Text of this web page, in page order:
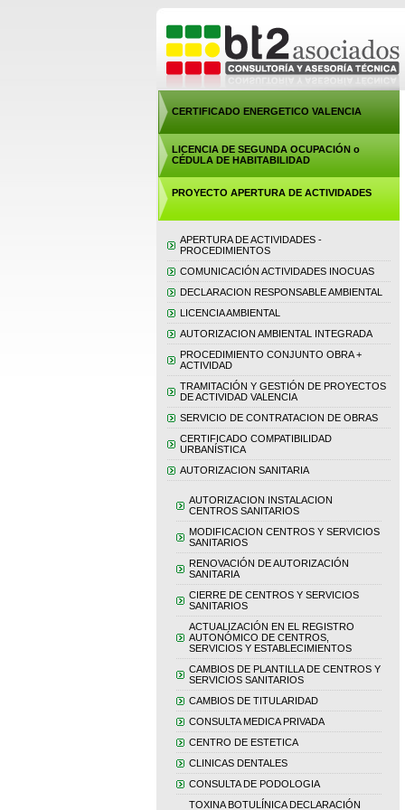
CERTIFICADO ENERGETICO VALENCIA
LICENCIA DE SEGUNDA OCUPACIÓN o
CÉDULA DE HABITABILIDAD
PROYECTO APERTURA DE ACTIVIDADES
APERTURA DE ACTIVIDADES -
PROCEDIMIENTOS
COMUNICACIÓN ACTIVIDADES INOCUAS
DECLARACION RESPONSABLE AMBIENTAL
LICENCIA AMBIENTAL
AUTORIZACION AMBIENTAL INTEGRADA
PROCEDIMIENTO CONJUNTO OBRA +
ACTIVIDAD
TRAMITACIÓN Y GESTIÓN DE PROYECTOS
DE ACTIVIDAD VALENCIA
SERVICIO DE CONTRATACION DE OBRAS
CERTIFICADO COMPATIBILIDAD
URBANÍSTICA
AUTORIZACION SANITARIA
AUTORIZACION INSTALACION
CENTROS SANITARIOS
MODIFICACION CENTROS Y SERVICIOS
SANITARIOS
RENOVACIÓN DE AUTORIZACIÓN
SANITARIA
CIERRE DE CENTROS Y SERVICIOS
SANITARIOS
ACTUALIZACIÓN EN EL REGISTRO
AUTONÓMICO DE CENTROS,
SERVICIOS Y ESTABLECIMIENTOS
CAMBIOS DE PLANTILLA DE CENTROS Y
SERVICIOS SANITARIOS
CAMBIOS DE TITULARIDAD
CONSULTA MEDICA PRIVADA
CENTRO DE ESTETICA
CLINICAS DENTALES
CONSULTA DE PODOLOGIA
TOXINA BOTULÍNICA DECLARACIÓN